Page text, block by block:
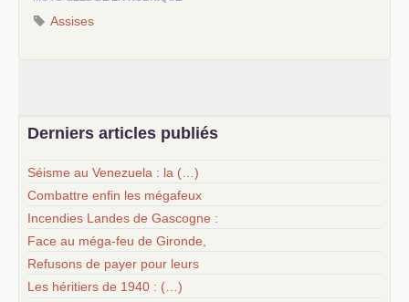
Assises
Derniers articles publiés
Séisme au Venezuela : la (…)
Combattre enfin les mégafeux
Incendies Landes de Gascogne :
Face au méga-feu de Gironde,
Refusons de payer pour leurs
Les héritiers de 1940 : (…)